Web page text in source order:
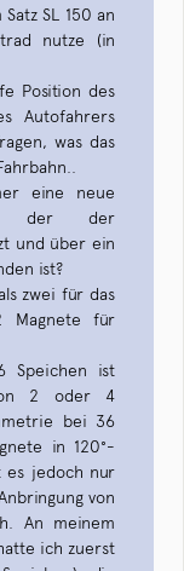
SL 150 an
nutze (in
Position des
Autofahrers
was das
eine neue
der der
und über ein
ist?
zwei für das
Magnete für
Speichen ist
2 oder 4
bei 36
in 120°-
es jedoch nur
von
An meinem
ich zuerst